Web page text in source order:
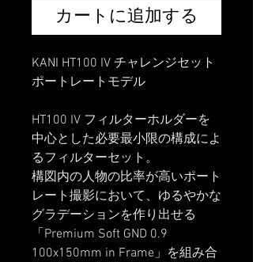
カートに追加する
KANI HT100 IV チャレンジセット
ポートレートモデル
HT100 IV フィルターホルダーを
中心とした必要最小限の構成によ
るフィルターセット。
構図内の人物の比率が高いポート
レート撮影において、ゆるやかな
グラデーションを作り出せる
「Premium Soft GND 0.9
100x150mm in Frame」を組み合